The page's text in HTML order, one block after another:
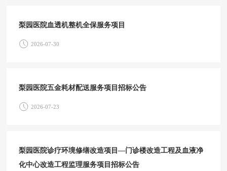
梨园医院血透机整机全保服务项目
2026-07-30
梨园医院五金耗材配送服务项目招标公告
2026-07-23
梨园医院诊疗环境修缮改造项目—门诊楼改造工程及血液净
化中心改造工程监理服务项目招标公告